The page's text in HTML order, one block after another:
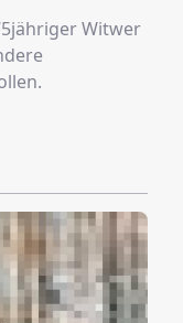
Witwer